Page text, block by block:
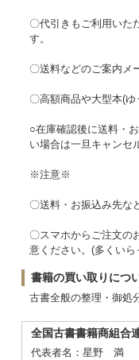
〇代引きもご利用いた
す。
〇送料などのご案内メ
〇高額商品や大型本(
○在庫確認後に送料・
い場合は一旦キャンセ
※注意※
〇送料・お振込み先な
〇スマホからご注文の
意ください。(多くい
書籍の買い取りにつ
古書全般の整理・御処
全国古書書籍商組合
代表者名：星野 満